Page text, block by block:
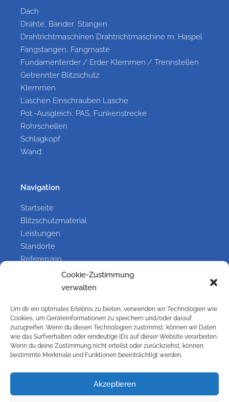
Cookie-Zustimmung
verwalten
Um dir ein optimales Erlebnis zu bieten, verwenden wir Technologien wie
Cookies, um Geräteinformationen zu speichern und/oder darauf
zuzugreifen. Wenn du diesen Technologien zustimmst, können wir Daten
wie das Surfverhalten oder eindeutige IDs auf dieser Website verarbeiten.
Wenn du deine Zustimmung nicht erteilst oder zurückziehst, können
bestimmte Merkmale und Funktionen beeinträchtigt werden.
Akzeptieren
Dach
Drähte, Bänder, Stangen
Drahtrichtmaschinen Drahtrichtmaschine m. Haspel
Fangstangen, Fangmaste
Fundamenterder / Erder Klemmen / Trennstellen
Getrennter Blitzschutz
Klemmen
Laschen Einschrauben Lasche
Pot.-Ausgleich, PAS, Funkenstrecke
Rohrschellen
Schlagkopf
Wand
Navigation
Startseite
Blitzschutzmaterial
Leistungen
Standorte
Referenzen
Information
Kontakt
Impressum